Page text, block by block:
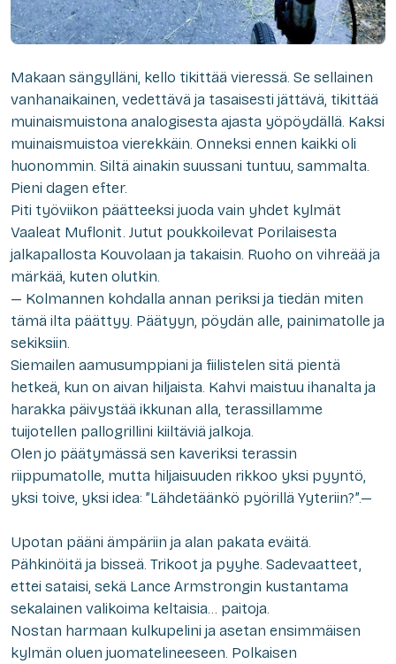
Makaan sängylläni, kello tikittää vieressä. Se sellainen
vanhanaikainen, vedettävä ja tasaisesti jättävä, tikittää
muinaismuistona analogisesta ajasta yöpöydällä. Kaksi
muinaismuistoa vierekkäin. Onneksi ennen kaikki oli
huonommin. Siltä ainakin suussani tuntuu, sammalta.
Pieni dagen efter.
Piti työviikon päätteeksi juoda vain yhdet kylmät
Vaaleat Muflonit. Jutut poukkoilevat Porilaisesta
jalkapallosta Kouvolaan ja takaisin. Ruoho on vihreää ja
märkää, kuten olutkin.
— Kolmannen kohdalla annan periksi ja tiedän miten
tämä ilta päättyy. Päätyyn, pöydän alle, painimatolle ja
sekiksiin.
Siemailen aamusumppiani ja fiilistelen sitä pientä
hetkeä, kun on aivan hiljaista. Kahvi maistuu ihanalta ja
harakka päivystää ikkunan alla, terassillamme
tuijotellen pallogrillini kiiltäviä jalkoja.
Olen jo päätymässä sen kaveriksi terassin
riippumatolle, mutta hiljaisuuden rikkoo yksi pyyntö,
yksi toive, yksi idea: ”Lähdetäänkö pyörillä Yyteriin?”.—
Upotan pääni ämpäriin ja alan pakata eväitä.
Pähkinöitä ja bisseä. Trikoot ja pyyhe. Sadevaatteet,
ettei sataisi, sekä Lance Armstrongin kustantama
sekalainen valikoima keltaisia… paitoja.
Nostan harmaan kulkupelini ja asetan ensimmäisen
kylmän oluen juomatelineeseen. Polkaisen